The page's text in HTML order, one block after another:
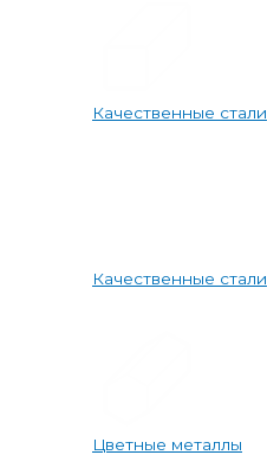
Качественные стали
Качественные стали
Цветные металлы